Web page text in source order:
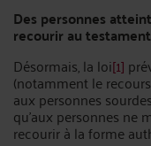
Des personnes
recourir au
Désormais, la loi[1]
(notamment le
aux personnes
qu’aux personnes ne
recourir à la forme